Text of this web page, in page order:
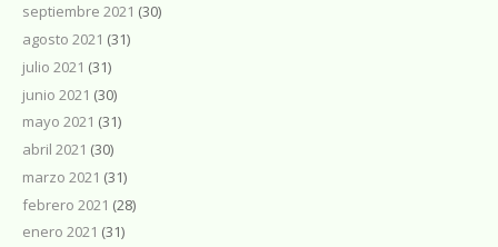
septiembre 2021 (30)
agosto 2021 (31)
julio 2021 (31)
junio 2021 (30)
mayo 2021 (31)
abril 2021 (30)
marzo 2021 (31)
febrero 2021 (28)
enero 2021 (31)